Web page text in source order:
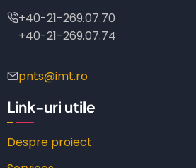
+40-21-269.07.70
+40-21-269.07.74
pnts@imt.ro
Link-uri utile
Despre proiect